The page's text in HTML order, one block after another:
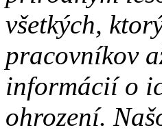
všetkých,
pracovníkov
informácií o
ohrození.